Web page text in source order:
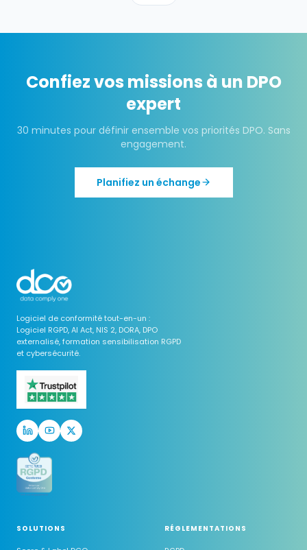
Confiez vos missions à un DPO
expert
30 minutes pour définir ensemble vos priorités DPO. Sans
engagement.
Planifiez un échange
Logiciel de conformité tout-en-un :
Logiciel RGPD, AI Act, NIS 2, DORA, DPO
externalisé, formation sensibilisation RGPD
et cybersécurité.
SOLUTIONS RÉGLEMENTATIONS